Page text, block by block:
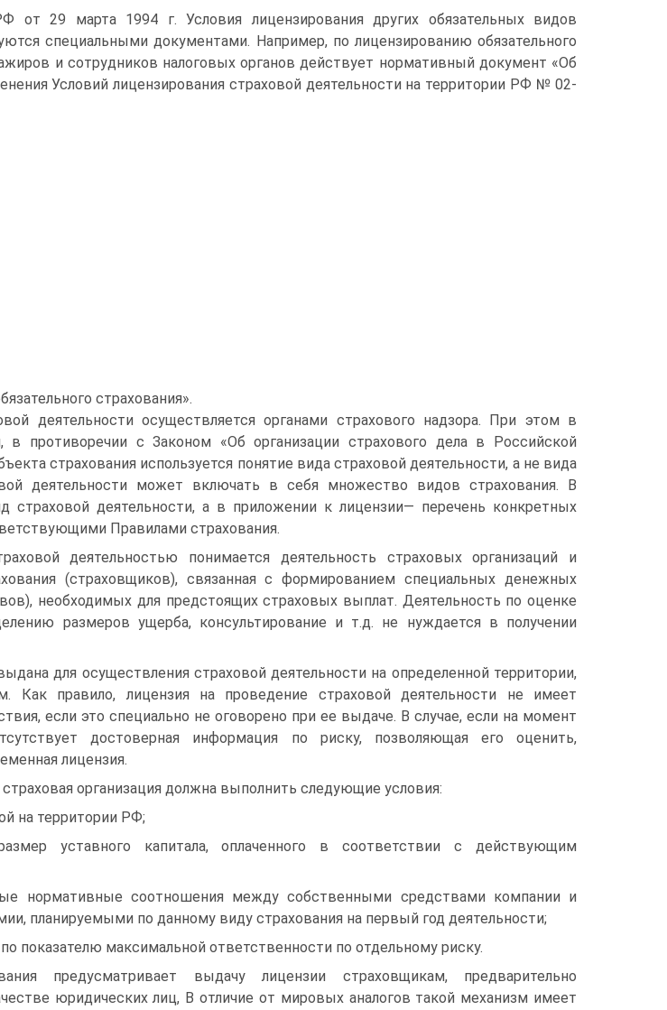
от 29 марта 1994 г. Условия лицензирования других обязательных видов
специальными документами. Например, по лицензированию обязательного
и сотрудников налоговых органов действует нормативный документ «Об
Условий лицензирования страховой деятельности на территории РФ № 02-
страхования».
деятельности осуществляется органами страхового надзора. При этом в
в противоречии с Законом «Об организации страхового дела в Российской
страхования используется понятие вида страховой деятельности, а не вида
деятельности может включать в себя множество видов страхования. В
страховой деятельности, а в приложении к лицензии— перечень конкретных
Правилами страхования.
деятельностью понимается деятельность страховых организаций и
(страховщиков), связанная с формированием специальных денежных
необходимых для предстоящих страховых выплат. Деятельность по оценке
размеров ущерба, консультирование и т.д. не нуждается в получении
для осуществления страховой деятельности на определенной территории,
Как правило, лицензия на проведение страховой деятельности не имеет
если это специально не оговорено при ее выдаче. В случае, если на момент
достоверная информация по риску, позволяющая его оценить,
лицензия.
организация должна выполнить следующие условия:
на территории РФ;
уставного капитала, оплаченного в соответствии с действующим
нормативные соотношения между собственными средствами компании и
планируемыми по данному виду страхования на первый год деятельности;
показателю максимальной ответственности по отдельному риску.
предусматривает выдачу лицензии страховщикам, предварительно
юридических лиц, В отличие от мировых аналогов такой механизм имеет